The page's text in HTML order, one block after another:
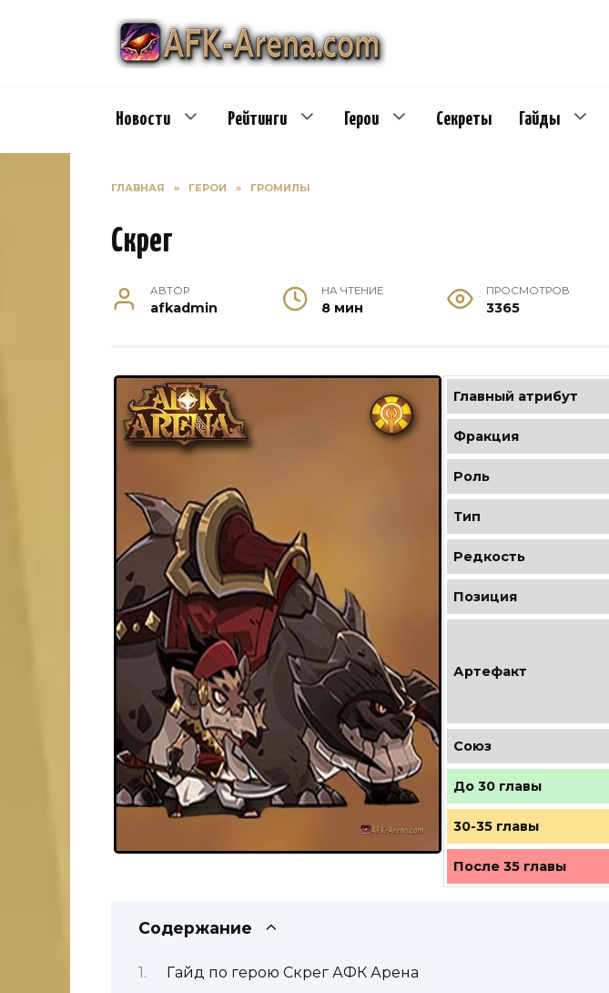
Новости Рейтинги Герои Секреты Гайды
ГЛАВНАЯ » ГЕРОИ » ГРОМИЛЫ
Скрег
АВТОР
afkadmin
НА ЧТЕНИЕ
8 мин
ПРОСМОТРОВ
3365
Главный атрибут
Фракция
Роль
Тип
Редкость
Позиция
Артефакт
Союз
До 30 главы
30-35 главы
После 35 главы
Содержание
Гайд по герою Скрег АФК Арена